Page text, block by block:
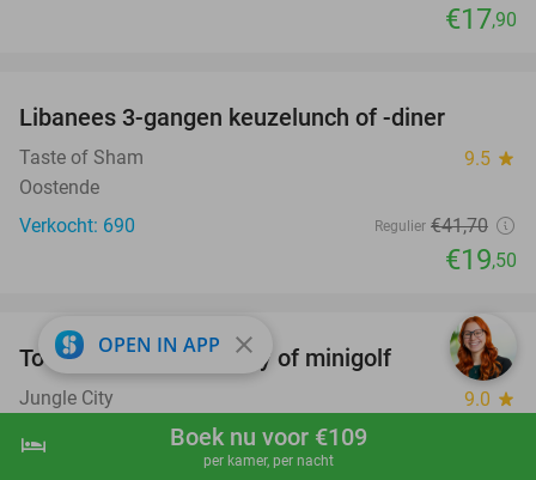
shopping_cart Boek nu
hotel Boek nu voor €109
per kamer, per nacht
€17,90
Libanees 3-gangen keuzelunch of -diner
Taste of Sham 9.5 star
Oostende
Verkocht: 690
Regulier €41,70
€19,50
18%
Toegang tot Jungle City of minigolf
Jungle City 9.0 star
OPEN IN APP close